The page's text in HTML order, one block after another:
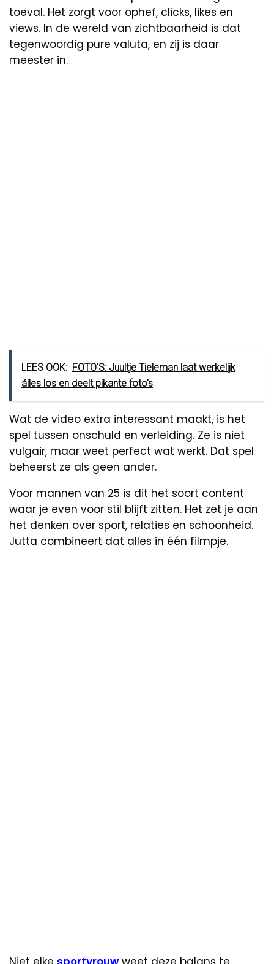
toeval. Het zorgt voor ophef, clicks, likes en
views. In de wereld van zichtbaarheid is dat
tegenwoordig pure valuta, en zij is daar
meester in.
LEES OOK: FOTO'S: Juultje Tieleman laat werkelijk
álles los en deelt pikante foto's
Wat de video extra interessant maakt, is het
spel tussen onschuld en verleiding. Ze is niet
vulgair, maar weet perfect wat werkt. Dat spel
beheerst ze als geen ander.
Voor mannen van 25 is dit het soort content
waar je even voor stil blijft zitten. Het zet je aan
het denken over sport, relaties en schoonheid.
Jutta combineert dat alles in één filmpje.